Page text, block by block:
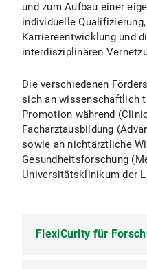
und zum Aufbau einer
individuelle
Karriereentwicklung und
interdisziplinären
Die verschiedenen
sich an wissenschaftlich
Promotion während
Facharztausbildung
sowie an nichtärztliche
Gesundheitsforschung
Universitätsklinikum der
FlexiCurity für